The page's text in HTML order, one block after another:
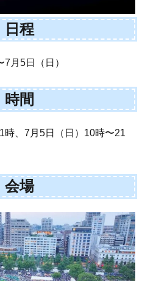
日程
月5日（日）
時間
時、7月5日（日）10時〜21
会場